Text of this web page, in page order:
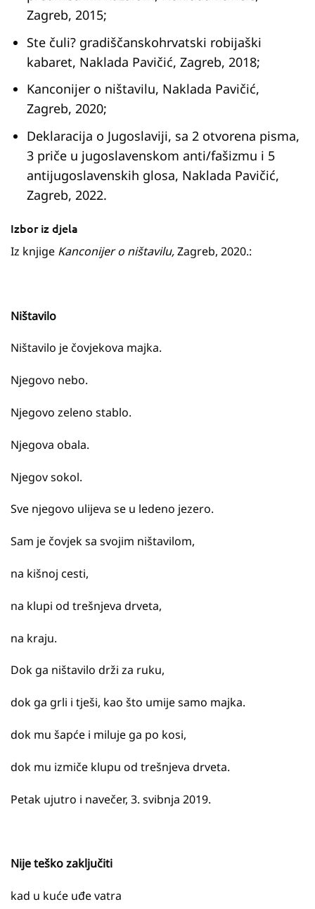
Zagreb, 2015;
Ste čuli? gradiščanskohrvatski robijaški
kabaret, Naklada Pavičić, Zagreb, 2018;
Kanconijer o ništavilu, Naklada Pavičić,
Zagreb, 2020;
Deklaracija o Jugoslaviji, sa 2 otvorena pisma,
3 priče u jugoslavenskom anti/fašizmu i 5
antijugoslavenskih glosa, Naklada Pavičić,
Zagreb, 2022.
Izbor iz djela
Iz knjige Kanconijer o ništavilu,Zagreb, 2020.:
Ništavilo
Ništavilo je čovjekova majka.
Njegovo nebo.
Njegovo zeleno stablo.
Njegova obala.
Njegov sokol.
Sve njegovo ulijeva se u ledeno jezero.
Sam je čovjek sa svojim ništavilom,
na kišnoj cesti,
na klupi od trešnjeva drveta,
na kraju.
Dok ga ništavilo drži za ruku,
dok ga grli i tješi, kao što umije samo majka.
dok mu šapće i miluje ga po kosi,
dok mu izmiče klupu od trešnjeva drveta.
Petak ujutro i navečer, 3. svibnja 2019.
Nije teško zaključiti
kad u kuće uđe vatra